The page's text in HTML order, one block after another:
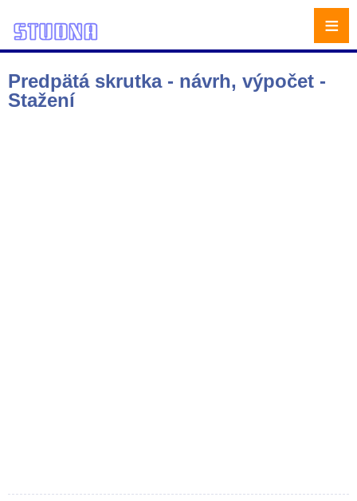
Predpätá skrutka - návrh, výpočet -
Stažení
≡